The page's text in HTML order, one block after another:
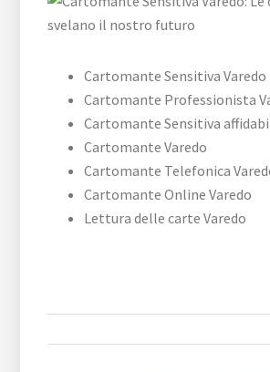
Cartomante Sensitiva Varedo
Cartomante Professionista
Cartomante Sensitiva
Cartomante Varedo
Cartomante Telefonica
Cartomante Online Varedo
Lettura delle carte Varedo